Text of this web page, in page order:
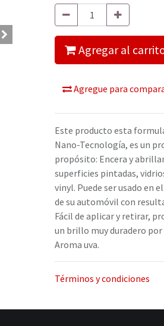
Agregar al
Agregue para
Este producto esta
Nano-Tecnología, es un
propósito: Encera y
superficies pintadas,
vinyl. Puede ser usado en
de su automóvil con
Fácil de aplicar y retirar,
un brillo muy duradero
Aroma uva.
Términos y condiciones